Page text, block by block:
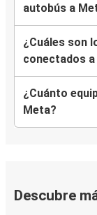
autobús a
¿Cuáles son
conectados
¿Cuánto
Meta?
Descubre